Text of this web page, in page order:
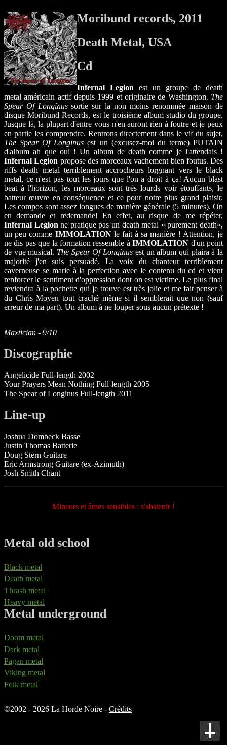
Moribund records, 2011
Death Metal, USA
Cd
Infernal Legion est un groupe de death
metal américain actif depuis 1999 et originaire de Washington. The
Spear Of Longinussortie sur la non moins renommée maison de
disque Moribund Records, est le troisième album studio du groupe.
Jusque là, la plupart d'entre vous n'en auront rien à foutre et je peux
en partie les comprendre. Rentrons directement dans le vif du sujet,
The Spear Of Longinus est un (excusez-moi du terme) PUTAIN
d'album ah que oui ! Un album de death comme je l'attendais !
Infernal Legion propose des morceaux vachement bien foutus. Des
riffs death metal terriblement accrocheurs lorgnant vers le black
metal, ce n'est pas tout les jours que l'on a droit à ça! Aucun blast
beat à l'horizon, les morceaux sont très lourds voir étouffants, le
batteur œuvre en conséquence et ce pour notre plus grand plaisir.
Les compos sont assez longues de manière générale (5 minutes). On
en demande et redemande! En effet, au risque de me répéter,
Infernal Legion ne pratique pas un death metal « purement death»,
un peu comme IMMOLATIONle fait à sa manière ! Attention, je
ne dis pas que la formation ressemble àIMMOLATION d'un point
de vue musical. The Spear Of Longinus est un album qui plaira à la
majorité j'en suis persuadé. La voix du chanteur terriblement
caverneuse se marie à la perfection avec le contenu du cd et vient
renforcer le sentiment d'oppression dont on est victime. Le plus final
reviendra à la pochette qui je trouve est très jolie et me fait penser à
du Chris Moyen tout craché même si il semblerait que non (sauf
erreur de ma part). Un album à ne louper sous aucun prétexte !
Maxtician - 9/10
Discographie
Angelicide Full-length 2002
Your Prayers Mean Nothing Full-length 2005
The Spear of Longinus Full-length 2011
Line-up
Joshua Dombeck Basse
Justin Thomas Batterie
Doug Stern Guitare
Eric Armstrong Guitare (ex-Azimuth)
Josh Smith Chant
Mineurs et âmes sensibles : s'abstenir !
Metal old school
Black metal
Death metal
Thrash metal
Heavy metal
Metal underground
Doom metal
Dark metal
Pagan metal
Viking metal
Folk metal
©2002 - 2026 La Horde Noire - Crédits